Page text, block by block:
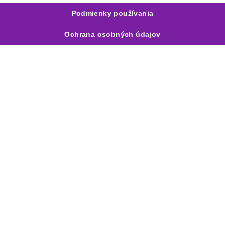
Podmienky používania
Ochrana osobných údajov